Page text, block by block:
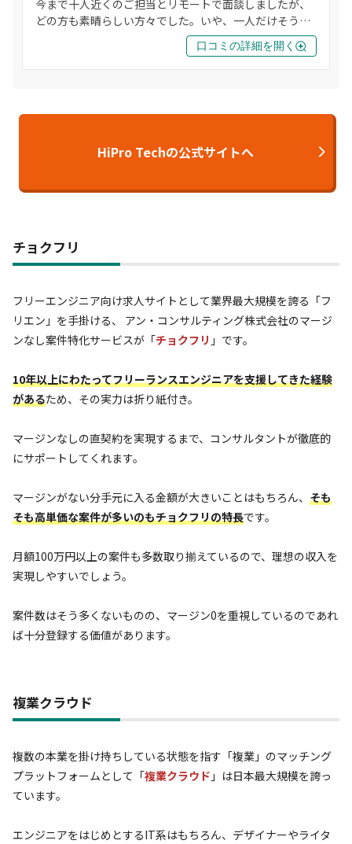
今まで十人近くのご担当とリモートで面談しましたが、
どの方も素晴らしい方々でした。いや、一人だけそうい
えば、頼り無い感じの若者はいましたか。。総じて、よ
口コミの詳細を開く
HiPro Techの公式サイトへ
チョクフリ
フリーエンジニア向け求人サイトとして業界最大規模を誇る「フ
リエン」を手掛ける、 アン・コンサルティング株式会社のマージ
ンなし案件特化サービスが「チョクフリ 」です。
10年以上にわたってフリーランスエンジニアを支援してきた経験
があるため、その実力は折り紙付き。
マージンなしの直契約を実現するまで、コンサルタントが徹底的
にサポートしてくれます。
マージンがない分手元に入る金額が大きいことはもちろん、 そも
そも高単価な案件が多いのもチョクフリの特長です。
月額100万円以上の案件も多数取り揃えているので、理想の収入を
実現しやすいでしょう。
案件数はそう多くないものの、マージン0を重視しているのであれ
ば十分登録する価値があります。
複業クラウド
複数の本業を掛け持ちしている状態を指す「複業」のマッチング
プラットフォームとして「複業クラウド 」は日本最大規模を誇っ
ています。
エンジニアをはじめとするIT系はもちろん、デザイナーやライタ